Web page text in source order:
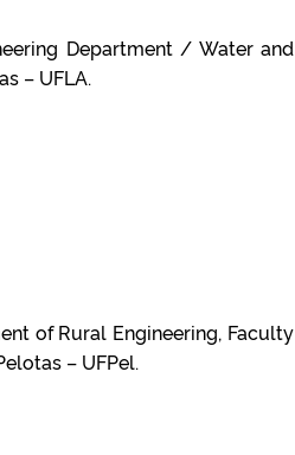
Department / Water and
– UFLA.
of Rural Engineering, Faculty
– UFPel.